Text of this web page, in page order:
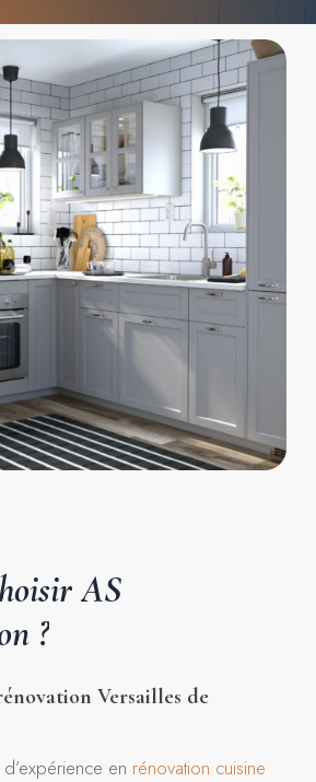
AS
?
Versailles de
en rénovation cuisine